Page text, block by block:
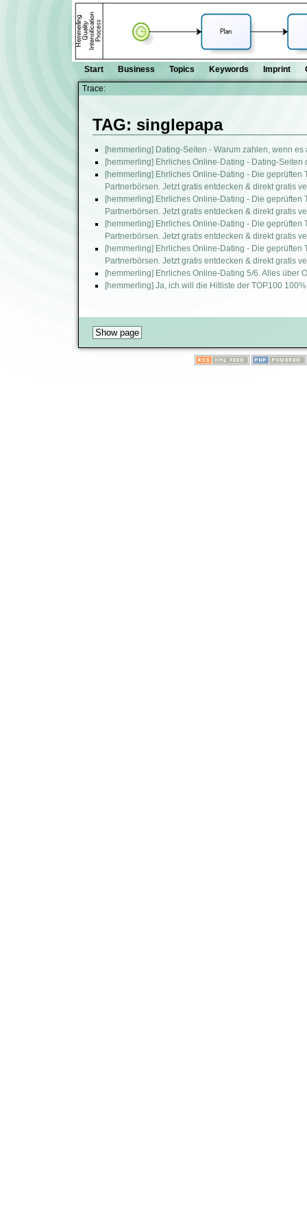
Start Business Topics Keywords Imprint
Trace:
TAG: singlepapa
[hemmerling] Dating-Seiten - Warum zahlen, wenn
[hemmerling] Ehrliches Online-Dating - Dating-
[hemmerling] Ehrliches Online-Dating - Die
Partnerbörsen. Jetzt gratis entdecken & direkt gratis
[hemmerling] Ehrliches Online-Dating - Die
Partnerbörsen. Jetzt gratis entdecken & direkt gratis
[hemmerling] Ehrliches Online-Dating - Die
Partnerbörsen. Jetzt gratis entdecken & direkt gratis
[hemmerling] Ehrliches Online-Dating - Die
Partnerbörsen. Jetzt gratis entdecken & direkt gratis
[hemmerling] Ehrliches Online-Dating 5/6. Alles über
[hemmerling] Ja, ich will die Hitliste der TOP100